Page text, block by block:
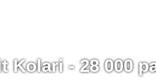
Kolari - 28 000